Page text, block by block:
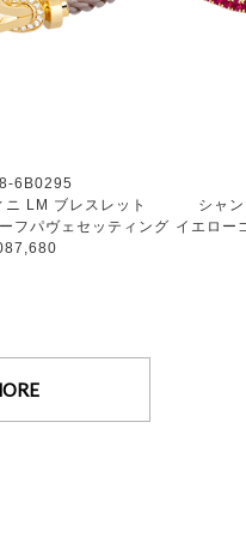
6B0295
LM ブレスレット
フパヴェセッティング
シャ
イエロー